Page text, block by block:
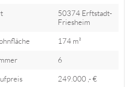
50374 Erftstadt-
Friesheim
174 m²
6
249.000 ,- €